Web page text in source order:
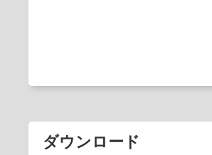
ダウンロード